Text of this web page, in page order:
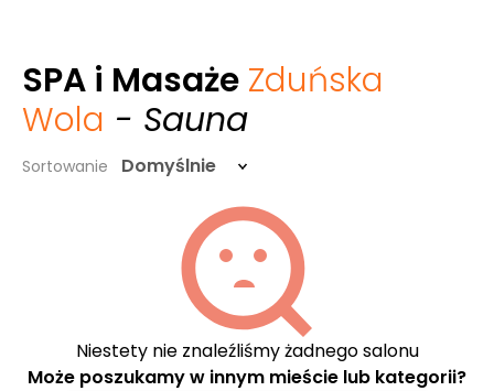
SPA i Masaże Zduńska
Wola - Sauna
Sortowanie Domyślnie
Niestety nie znaleźliśmy żadnego salonu
Może poszukamy w innym mieście lub kategorii?